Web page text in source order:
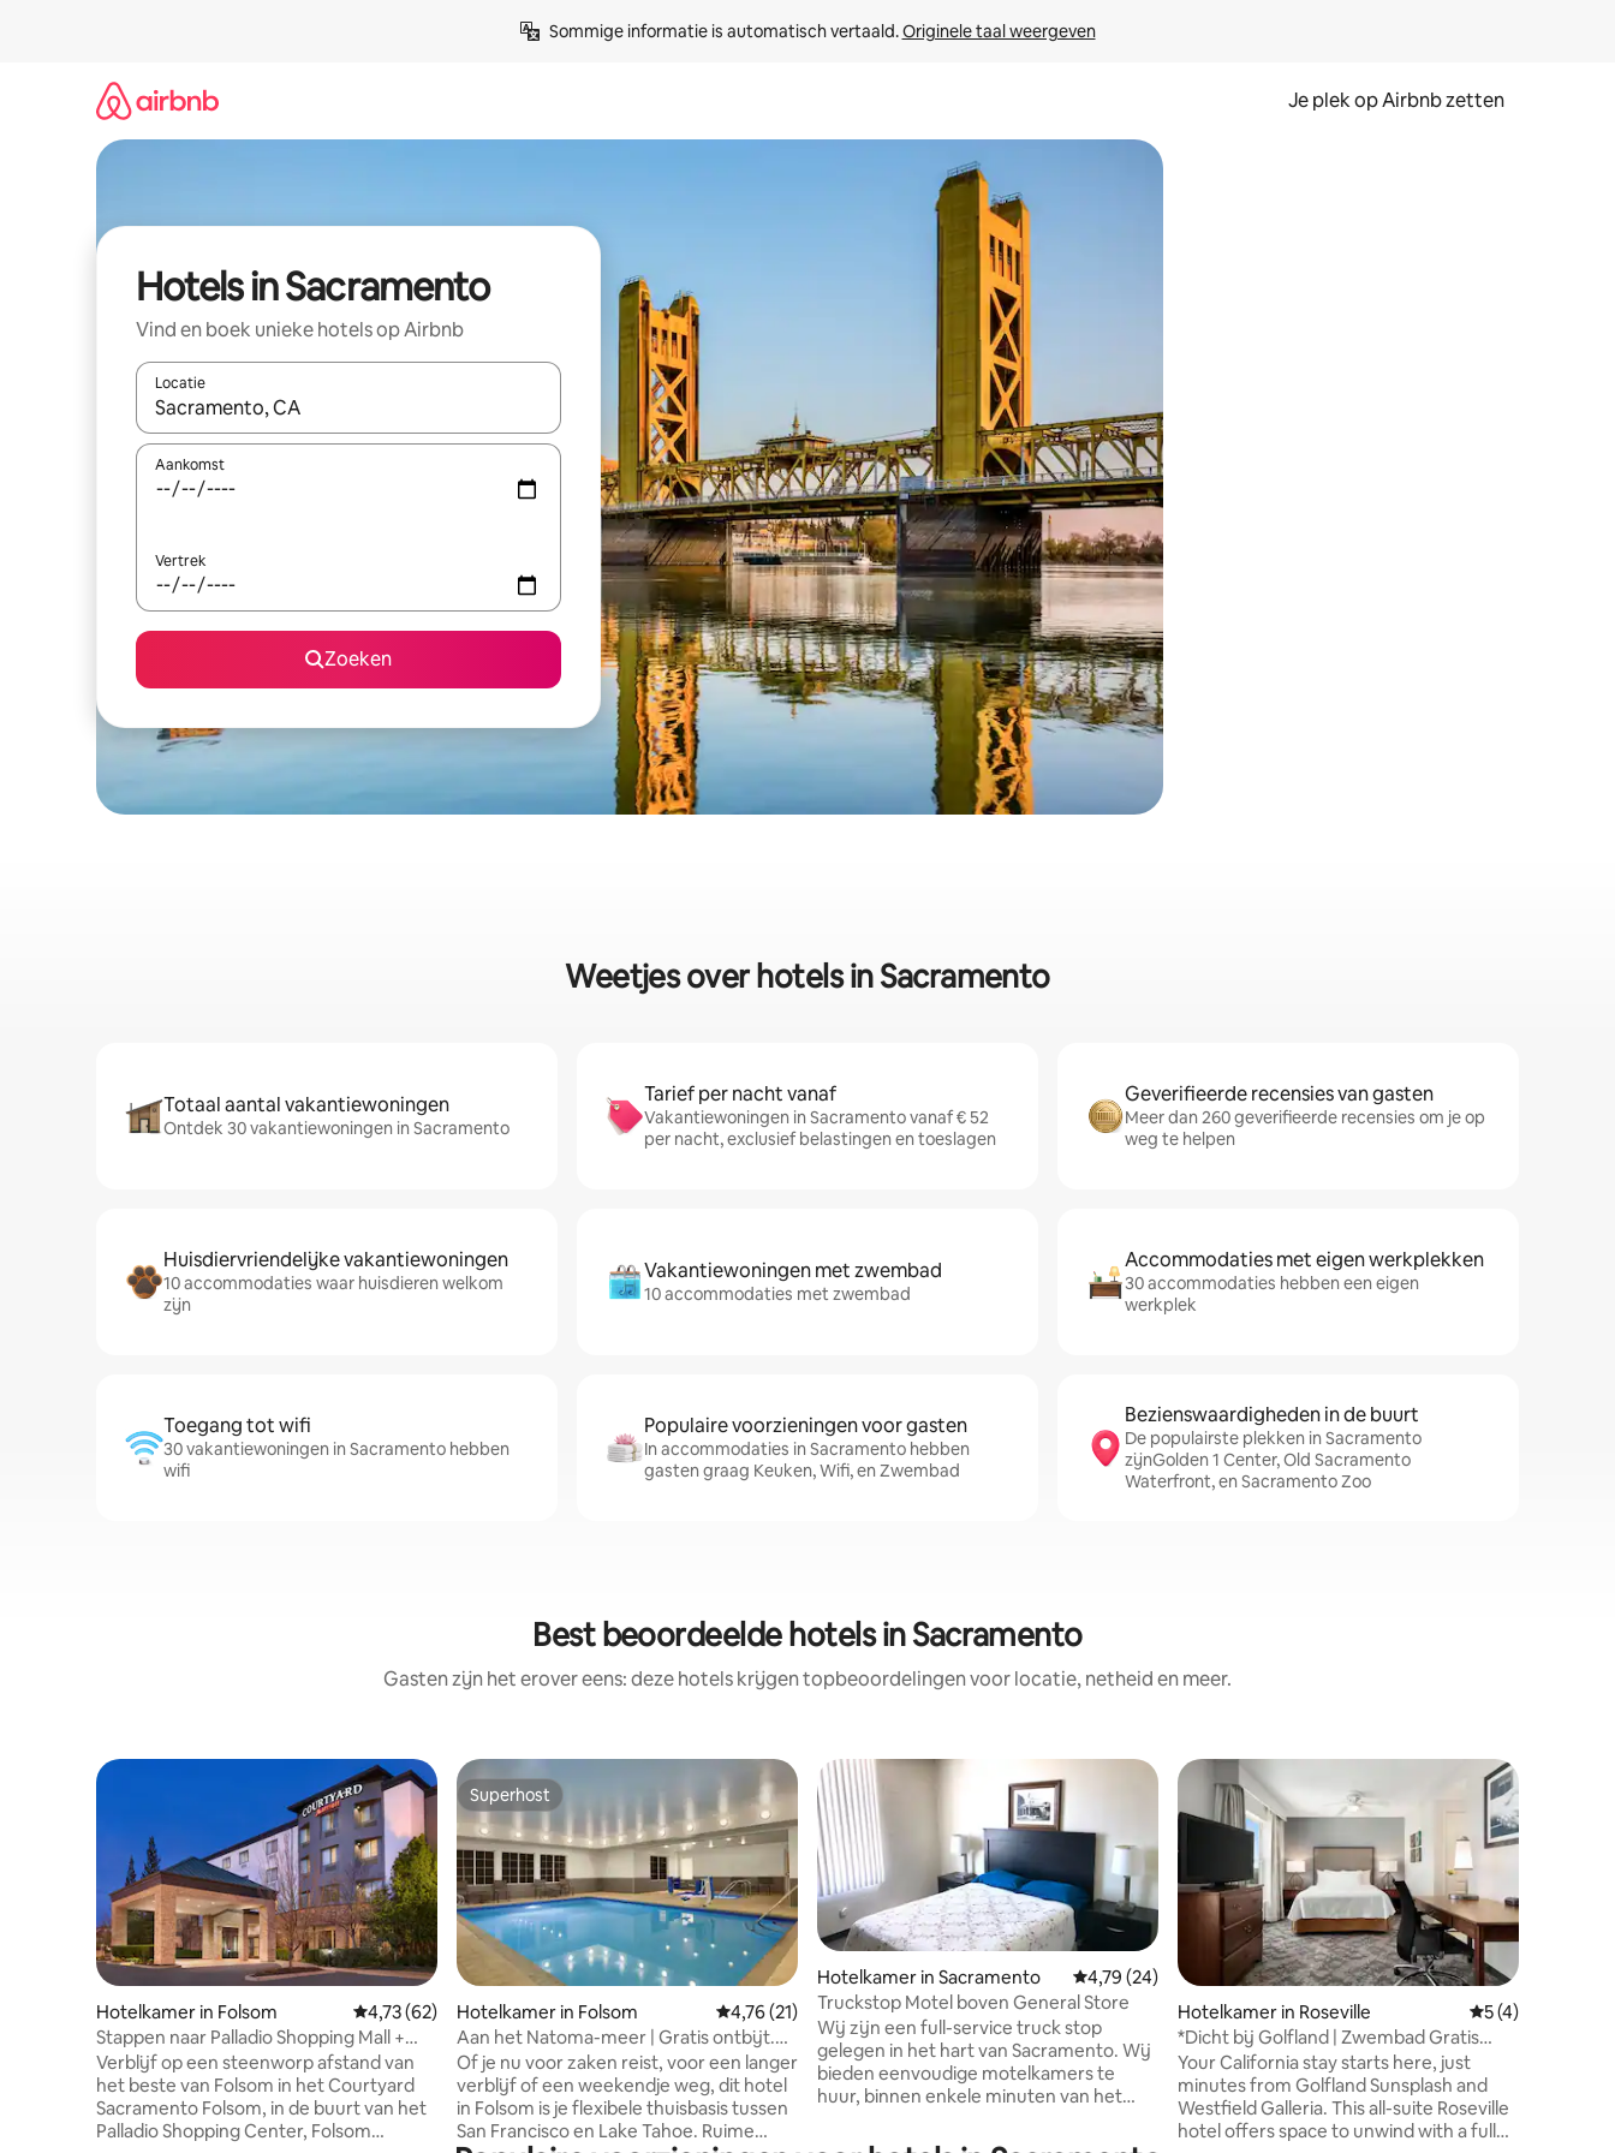
Sommige informatie is automatisch vertaald. Originele taal weergeven
Je plek op Airbnb zetten
Hotels in Sacramento
Vind en boek unieke hotels op Airbnb
Locatie
Wanneer er resultaten beschikbaar zijn, maak je een keuze met je de pijltjestoetsen omhoog en omlaag, óf door te tikken of swipen.
Aankomst
Vertrek
Zoeken
Weetjes over hotels in Sacramento
Totaal aantal vakantiewoningen
Ontdek 30 vakantiewoningen in Sacramento
Tarief per nacht vanaf
Vakantiewoningen in Sacramento vanaf € 52
per nacht, exclusief belastingen en toeslagen
Geverifieerde recensies van gasten
Meer dan 260 geverifieerde recensies om je op
weg te helpen
Huisdiervriendelijke vakantiewoningen
10 accommodaties waar huisdieren welkom
zijn
Vakantiewoningen met zwembad
10 accommodaties met zwembad
Accommodaties met eigen werkplekken
30 accommodaties hebben een eigen
werkplek
Toegang tot wifi
30 vakantiewoningen in Sacramento hebben
wifi
Populaire voorzieningen voor gasten
In accommodaties in Sacramento hebben
gasten graag Keuken, Wifi, en Zwembad
Bezienswaardigheden in de buurt
De populairste plekken in Sacramento
zijnGolden 1 Center, Old Sacramento
Waterfront, en Sacramento Zoo
Best beoordeelde hotels in Sacramento
Gasten zijn het erover eens: deze hotels krijgen topbeoordelingen voor locatie, netheid en meer.
Hotelkamer in Folsom Gemiddelde beoordeling van 4,73 op 5, 62 recensies
4,73 (62)
Stappen naar Palladio Shopping Mall +
Bistro & Fitness
Verblijf op een steenworp afstand van
het beste van Folsom in het Courtyard
Sacramento Folsom, in de buurt van het
Palladio Shopping Center, Folsom
Superhost
Superhost
Hotelkamer in Folsom Gemiddelde beoordeling van 4,76 op 5, 21 recensies
4,76 (21)
Aan het Natoma-meer | Gratis ontbijt.
Zwembad. Keuken
Of je nu voor zaken reist, voor een langer
verblijf of een weekendje weg, dit hotel
in Folsom is je flexibele thuisbasis tussen
San Francisco en Lake Tahoe. Ruime
Hotelkamer in Sacramento Gemiddelde beoordeling van 4,79 op 5, 24 recensies
4,79 (24)
Truckstop Motel boven General Store
Wij zijn een full-service truck stop
gelegen in het hart van Sacramento. Wij
bieden eenvoudige motelkamers te
huur, binnen enkele minuten van het
een veilige en schone accommodatie,
Hotelkamer in Roseville Gemiddelde
5 (4)
*Dicht bij Golfland | Zwembad Gratis
ontbijt. Volledig uitgeruste keuken
Your California stay starts here, just
minutes from Golfland Sunsplash and
Westfield Galleria. This all-suite Roseville
hotel offers space to unwind with a full